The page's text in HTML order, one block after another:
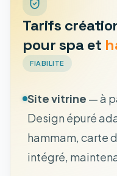
Tarifs
pour spa et
FIABILITE
Site vitrine — à
Design épuré
hammam, carte
intégré,